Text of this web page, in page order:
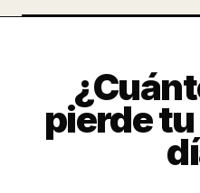
pierde